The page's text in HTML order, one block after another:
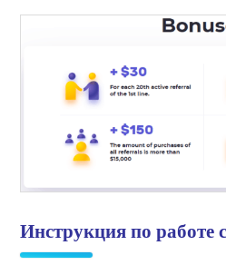
Инструкция по работе